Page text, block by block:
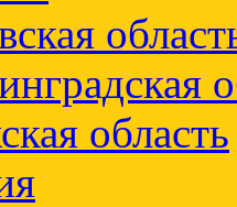
область